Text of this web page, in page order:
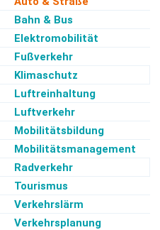
Bahn & Bus
Elektromobilität
Fußverkehr
Klimaschutz
Luftreinhaltung
Luftverkehr
Mobilitätsbildung
Mobilitätsmanagement
Radverkehr
Tourismus
Verkehrslärm
Verkehrsplanung
SERVICE
Start·Themen·Auto & Straße
16.06.2024
Duisburg, Auto &
Pressemitteilung
Duisburg